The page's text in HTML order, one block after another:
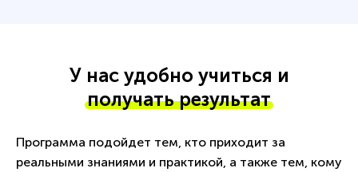
У нас удобно учиться и
получать результат
Программа подойдет тем, кто приходит за
реальными знаниями и практикой, а также тем, кому